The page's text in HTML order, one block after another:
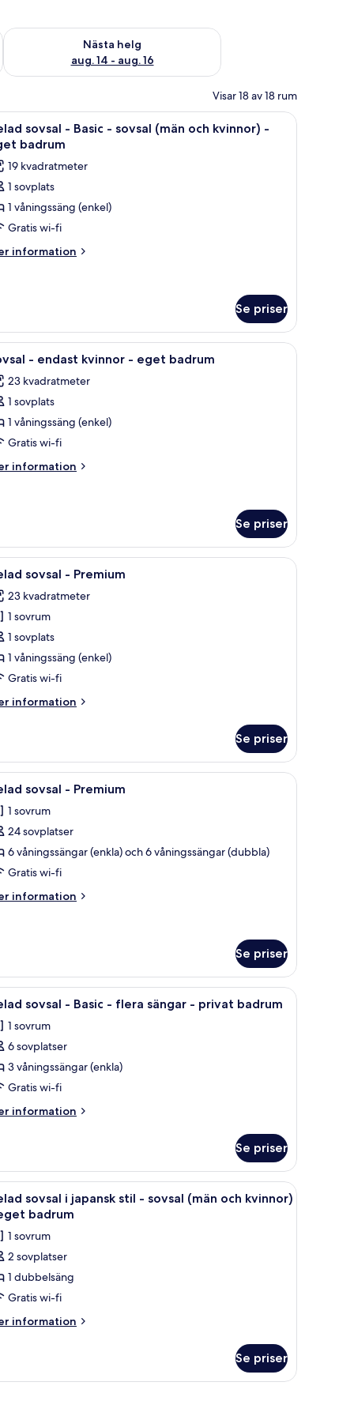
aug. 7 - aug. 9
Nästa helg
aug. 14 - aug. 16
Kontrollera tillgängligheten för nästa helg aug. 14 - aug. 16
Visar 18 av 18 rum
och gratis wi-fi Ett rum med en våningssäng, en dörr, en
5
sovsal - Basic - sovsal (män och kvinnor) -
badrum
19 kvadratmeter
1 sovplats
1 våningssäng (enkel)
Gratis wi-fi
information
Se priser
och gröna väggar. Ett rum med en våningssäng och en affisch
4 - endast kvinnor - eget badrum
23 kvadratmeter
1 sovplats
1 våningssäng (enkel)
Gratis wi-fi
information
Se priser
och ett fönster. Mörkläggningsgardiner, strykjärn/
5 sovsal - Premium
23 kvadratmeter
1 sovrum
1 sovplats
1 våningssäng (enkel)
Gratis wi-fi
information
Se priser
och gröna väggar. Mörkläggningsgardiner, strykjärn/
5 sovsal - Premium
1 sovrum
24 sovplatser
6 våningssängar (enkla) och 6 våningssängar (dubbla)
Gratis wi-fi
information
Se priser
och en dörr som leder till ett annat rum.Ett rum med en våningssäng, gröna väggar,
4 sovsal - Basic - flera sängar - privat badrum
1 sovrum
6 sovplatser
3 våningssängar (enkla)
Gratis wi-fi
information
Se priser
och gratis wi-fi Ett rum med en våningssäng, ett litet bord
4
sovsal i japansk stil - sovsal (män och kvinnor)
badrum
1 sovrum
2 sovplatser
1 dubbelsäng
Gratis wi-fi
information
Se priser